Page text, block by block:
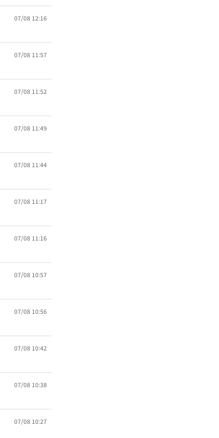
07/08 12:16
07/08 11:57
07/08 11:52
07/08 11:49
07/08 11:44
07/08 11:17
07/08 11:16
07/08 10:57
07/08 10:56
07/08 10:42
07/08 10:38
07/08 10:27